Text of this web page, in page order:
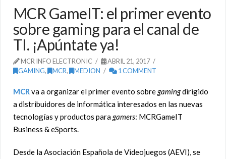
MCR GameIT: el primer evento
sobre gaming para el canal de
TI. ¡Apúntate ya!
MCR INFO ELECTRONIC
ABRIL 21, 2017
GAMING, MCR, MEDION 1 COMMENT
MCRva a organizar el primer evento sobregamingdirigido
a distribuidores de informática interesados en las nuevas
tecnologías y productos paragamers: MCRGameIT
Business & eSports.
Desde la Asociación Española de Videojuegos (AEVI), se